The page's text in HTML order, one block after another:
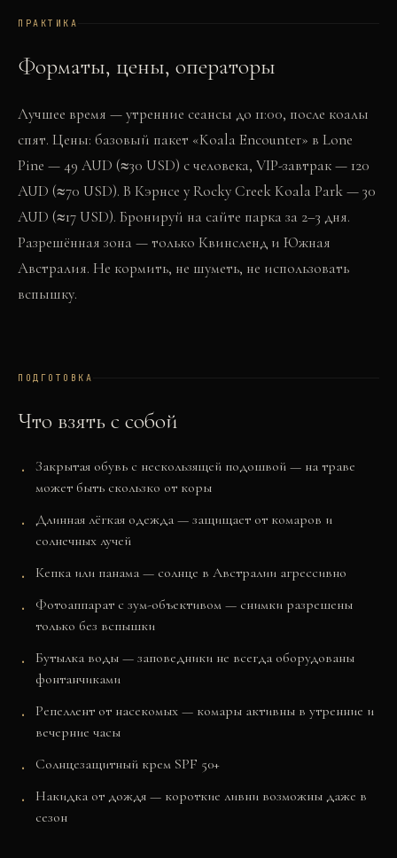
ПРАКТИКА
Форматы, цены, операторы
Лучшее время — утренние сеансы до 11:00, после коалы
спят. Цены: базовый пакет «Koala Encounter» в Lone
Pine — 49 AUD (≈30 USD) с человека, VIP-завтрак — 120
AUD (≈70 USD). В Кэрнсе у Rocky Creek Koala Park — 30
AUD (≈17 USD). Бронируй на сайте парка за 2–3 дня.
Разрешённая зона — только Квинсленд и Южная
Австралия. Не кормить, не шуметь, не использовать
вспышку.
ПОДГОТОВКА
Что взять с собой
Закрытая обувь с нескользящей подошвой — на траве
может быть скользко от коры
Длинная лёгкая одежда — защищает от комаров и
солнечных лучей
Кепка или панама — солнце в Австралии агрессивно
Фотоаппарат с зум-объективом — снимки разрешены
только без вспышки
Бутылка воды — заповедники не всегда оборудованы
фонтанчиками
Репеллент от насекомых — комары активны в утренние и
вечерние часы
Солнцезащитный крем SPF 50+
Накидка от дождя — короткие ливни возможны даже в
сезон